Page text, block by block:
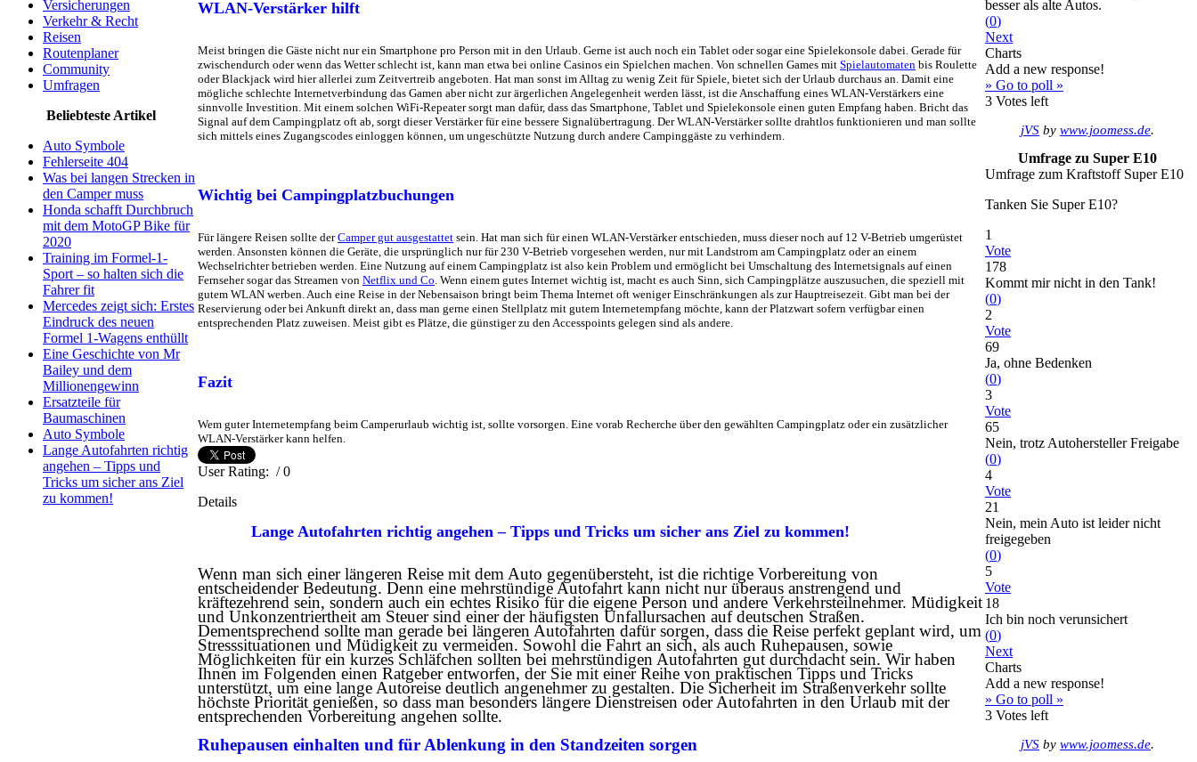
Versicherungen
Verkehr & Recht
Reisen
Routenplaner
Community
Umfragen
Beliebteste Artikel
Auto Symbole
Fehlerseite 404
Was bei langen Strecken in
den Camper muss
Honda schafft Durchbruch
mit dem MotoGP Bike für
2020
Training im Formel-1-
Sport – so halten sich die
Fahrer fit
Mercedes zeigt sich: Erstes
Eindruck des neuen
Formel 1-Wagens enthüllt
Eine Geschichte von Mr
Bailey und dem
Millionengewinn
Ersatzteile für
Baumaschinen
Auto Symbole
Lange Autofahrten richtig
angehen – Tipps und
Tricks um sicher ans Ziel
zu kommen!
WLAN-Verstärker hilft
Meist bringen die Gäste nicht nur ein Smartphone pro Person mit in den Urlaub. Gerne ist auch noch ein Tablet oder sogar eine Spielekonsole dabei. Gerade für
zwischendurch oder wenn das Wetter schlecht ist, kann man etwa bei online Casinos ein Spielchen machen. Von schnellen Games mit Spielautomaten bis Roulette
oder Blackjack wird hier allerlei zum Zeitvertreib angeboten. Hat man sonst im Alltag zu wenig Zeit für Spiele, bietet sich der Urlaub durchaus an. Damit eine
mögliche schlechte Internetverbindung das Gamen aber nicht zur ärgerlichen Angelegenheit werden lässt, ist die Anschaffung eines WLAN-Verstärkers eine
sinnvolle Investition. Mit einem solchen WiFi-Repeater sorgt man dafür, dass das Smartphone, Tablet und Spielekonsole einen guten Empfang haben. Bricht das
Signal auf dem Campingplatz oft ab, sorgt dieser Verstärker für eine bessere Signalübertragung. Der WLAN-Verstärker sollte drahtlos funktionieren und man sollte
sich mittels eines Zugangscodes einloggen können, um ungeschützte Nutzung durch andere Campinggäste zu verhindern.
Wichtig bei Campingplatzbuchungen
Für längere Reisen sollte derCamper gut ausgestattet sein. Hat man sich für einen WLAN-Verstärker entschieden, muss dieser noch auf 12 V-Betrieb umgerüstet
werden. Ansonsten können die Geräte, die ursprünglich nur für 230 V-Betrieb vorgesehen werden, nur mit Landstrom am Campingplatz oder an einem
Wechselrichter betrieben werden. Eine Nutzung auf einem Campingplatz ist also kein Problem und ermöglicht bei Umschaltung des Internetsignals auf einen
Fernseher sogar das Streamen von Netflix und Co . Wenn einem gutes Internet wichtig ist, macht es auch Sinn, sich Campingplätze auszusuchen, die speziell mit
gutem WLAN werben. Auch eine Reise in der Nebensaison bringt beim Thema Internet oft weniger Einschränkungen als zur Hauptreisezeit. Gibt man bei der
Reservierung oder bei Ankunft direkt an, dass man gerne einen Stellplatz mit gutem Internetempfang möchte, kann der Platzwart sofern verfügbar einen
entsprechenden Platz zuweisen. Meist gibt es Plätze, die günstiger zu den Accesspoints gelegen sind als andere.
Fazit
Wem guter Internetempfang beim Camperurlaub wichtig ist, sollte vorsorgen. Eine vorab Recherche über den gewählten Campingplatz oder ein zusätzlicher
WLAN-Verstärker kann helfen.
User Rating: / 0
Details
Lange Autofahrten richtig angehen – Tipps und Tricks um sicher ans Ziel zu kommen!
Wenn man sich einer längeren Reise mit dem Auto gegenübersteht, ist die richtige Vorbereitung von
entscheidender Bedeutung. Denn eine mehrstündige Autofahrt kann nicht nur überaus anstrengend und
kräftezehrend sein, sondern auch ein echtes Risiko für die eigene Person und andere Verkehrsteilnehmer. Müdigkeit
und Unkonzentriertheit am Steuer sind einer der häufigsten Unfallursachen auf deutschen Straßen.
Dementsprechend sollte man gerade bei längeren Autofahrten dafür sorgen, dass die Reise perfekt geplant wird, um
Stresssituationen und Müdigkeit zu vermeiden. Sowohl die Fahrt an sich, als auch Ruhepausen, sowie
Möglichkeiten für ein kurzes Schläfchen sollten bei mehrstündigen Autofahrten gut durchdacht sein. Wir haben
Ihnen im Folgenden einen Ratgeber entworfen, der Sie mit einer Reihe von praktischen Tipps und Tricks
unterstützt, um eine lange Autoreise deutlich angenehmer zu gestalten. Die Sicherheit im Straßenverkehr sollte
höchste Priorität genießen, so dass man besonders längere Dienstreisen oder Autofahrten in den Urlaub mit der
entsprechenden Vorbereitung angehen sollte.
Ruhepausen einhalten und für Ablenkung in den Standzeiten sorgen
besser als alte Autos.
(0)
Next
Charts
Add a new response!
» Go to poll »
3 Votes left
jVS by www.joomess.de.
Umfrage zu Super E10
Umfrage zum Kraftstoff Super E10
Tanken Sie Super E10?
1
Vote
178
Kommt mir nicht in den Tank!
(0)
2
Vote
69
Ja, ohne Bedenken
(0)
3
Vote
65
Nein, trotz Autohersteller Freigabe
(0)
4
Vote
21
Nein, mein Auto ist leider nicht
freigegeben
(0)
5
Vote
18
Ich bin noch verunsichert
(0)
Next
Charts
Add a new response!
» Go to poll »
3 Votes left
jVS by www.joomess.de.